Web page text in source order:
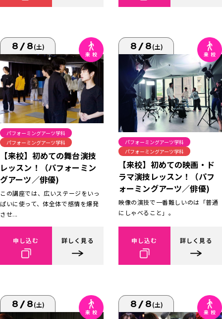
8/8(土)
パフォーミングアーツ学科
パフォーミングアーツ学科
【来校】初めての舞台演技
レッスン！（パフォーミン
グアーツ／俳優)
この講座では、広いステージをいっ
ぱいに使って、体全体で感情を爆発
させ...
申し込む 詳しく見る
8/8(土)
パフォーミングアーツ学科
パフォーミングアーツ学科
【来校】初めての映画・ド
ラマ演技レッスン！（パフ
ォーミングアーツ／俳優)
映像の演技で一番難しいのは「普通
にしゃべること」。
申し込む 詳しく見る
8/8(土) 8/8(土)